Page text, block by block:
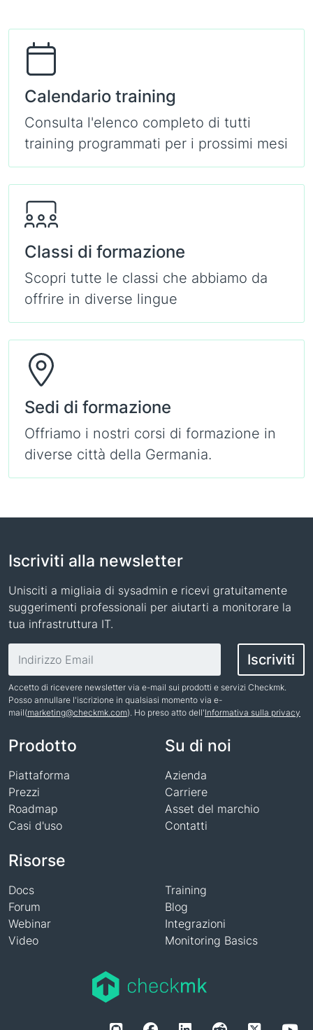
Calendario training
Consulta l'elenco completo di tutti
training programmati per i prossimi mesi
Classi di formazione
Scopri tutte le classi che abbiamo da
offrire in diverse lingue
Sedi di formazione
Offriamo i nostri corsi di formazione in
diverse città della Germania.
Iscriviti alla newsletter
Unisciti a migliaia di sysadmin e ricevi gratuitamente
suggerimenti professionali per aiutarti a monitorare la
tua infrastruttura IT.
Iscriviti
Accetto di ricevere newsletter via e-mail sui prodotti e servizi Checkmk.
Posso annullare l'iscrizione in qualsiasi momento via e-
mail(marketing@checkmk.com). Ho preso atto dell'Informativa sulla privacy
Prodotto
Piattaforma
Prezzi
Roadmap
Casi d'uso
Risorse
Docs
Forum
Webinar
Video
Training
Blog
Integrazioni
Monitoring Basics
Su di noi
Azienda
Carriere
Asset del marchio
Contatti